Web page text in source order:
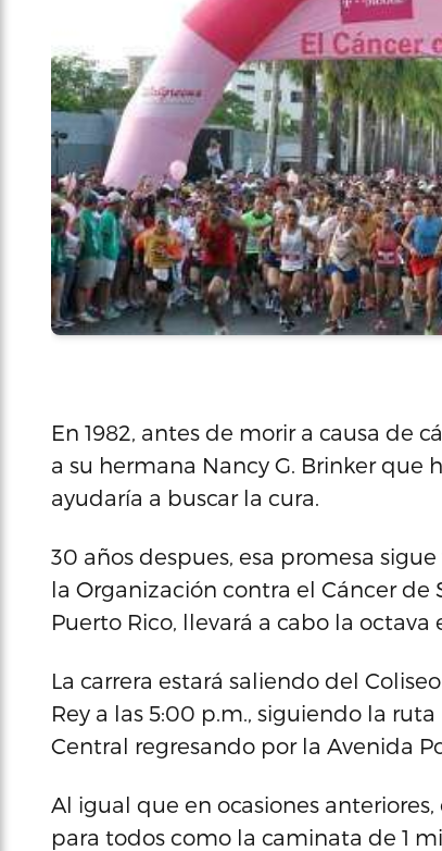
En 1982, antes de morir a causa de
a su hermana Nancy G. Brinker que
ayudaría a buscar la cura.
30 años despues, esa promesa
la Organización contra el Cáncer de
Puerto Rico, llevará a cabo la octava
La carrera estará saliendo del
Rey a las 5:00 p.m., siguiendo la
Central regresando por la Avenida
Al igual que en ocasiones
para todos como la caminata de 1